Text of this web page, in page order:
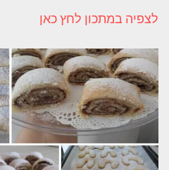
לצפיה במתכון לחץ כאן